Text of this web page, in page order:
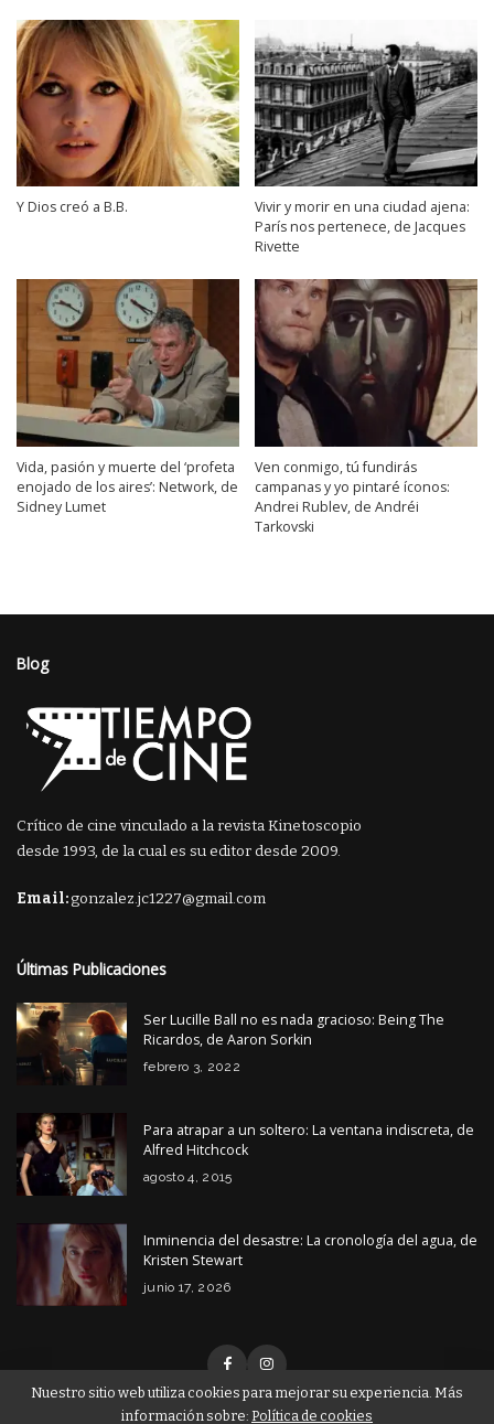
Y Dios creó a B.B.
Vivir y morir en una ciudad ajena:
París nos pertenece, de Jacques
Rivette
Vida, pasión y muerte del ‘profeta
enojado de los aires’: Network, de
Sidney Lumet
Ven conmigo, tú fundirás
campanas y yo pintaré íconos:
Andrei Rublev, de Andréi
Tarkovski
Blog
Crítico de cine vinculado a la revista Kinetoscopio
desde 1993, de la cual es su editor desde 2009.
Email:gonzalez.jc1227@gmail.com
Últimas Publicaciones
Ser Lucille Ball no es nada gracioso: Being The
Ricardos, de Aaron Sorkin
febrero 3, 2022
Para atrapar a un soltero: La ventana indiscreta, de
Alfred Hitchcock
agosto 4, 2015
Inminencia del desastre: La cronología del agua, de
Kristen Stewart
junio 17, 2026
Nuestro sitio web utiliza cookies para mejorar su experiencia. Más
información sobre: Política de cookies